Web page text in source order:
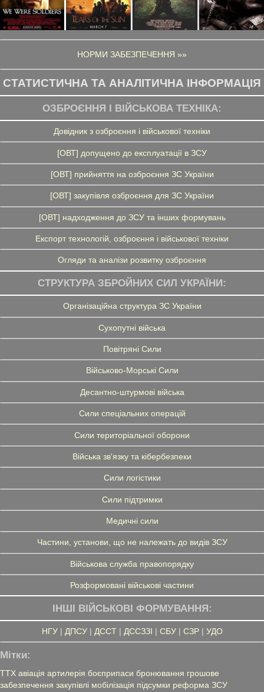
НОРМИ ЗАБЕЗПЕЧЕННЯ »»
СТАТИСТИЧНА ТА АНАЛІТИЧНА ІНФОРМАЦІЯ
ОЗБРОЄННЯ І ВІЙСЬКОВА ТЕХНІКА:
Довідник з озброєння і військової техніки
[ОВТ] допущено до експлуатації в ЗСУ
[ОВТ] прийняття на озброєння ЗС України
[ОВТ] закупівля озброєння для ЗС України
[ОВТ] надходження до ЗСУ та інших формувань
Експорт технологій, озброєння і військової техніки
Огляди та аналізи розвитку озброєння
СТРУКТУРА ЗБРОЙНИХ СИЛ УКРАЇНИ:
Організаційна структура ЗС України
Сухопутні війська
Повітряні Сили
Військово-Морські Сили
Десантно-штурмові війська
Сили спеціальних операцій
Сили територіальної оборони
Війська зв'язку та кібербезпеки
Сили логістики
Сили підтримки
Медичні сили
Частини, установи, що не належать до видів ЗСУ
Військова служба правопорядку
Розформовані військові частини
ІНШІ ВІЙСЬКОВІ ФОРМУВАННЯ:
НГУ| ДПСУ| ДССТ| ДССЗЗІ | СБУ| СЗР| УДО
Мітки:
ТТХ авіація артилерія боєприпаси бронювання грошове
забезпечення закупівлі мобілізація підсумки реформа ЗСУ